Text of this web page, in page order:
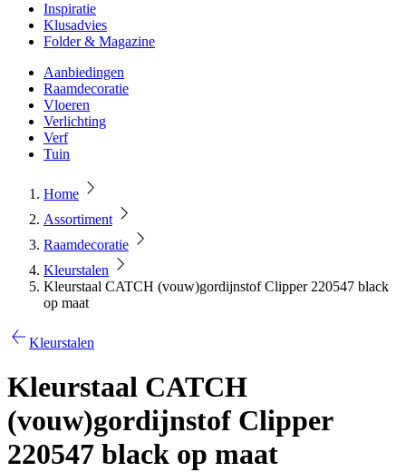
Inspiratie
Klusadvies
Folder & Magazine
Aanbiedingen
Raamdecoratie
Vloeren
Verlichting
Verf
Tuin
Home
Assortiment
Raamdecoratie
Kleurstalen
Kleurstaal CATCH (vouw)gordijnstof Clipper 220547 black
op maat
Kleurstalen
Kleurstaal CATCH
(vouw)gordijnstof Clipper
220547 black op maat